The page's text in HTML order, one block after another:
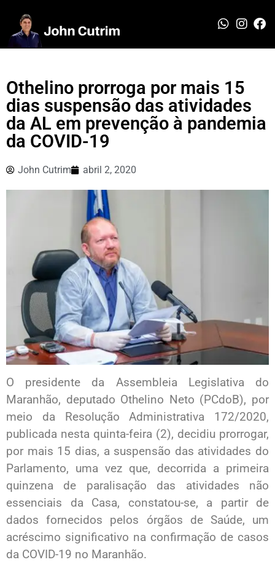
Othelino prorroga por mais 15
dias suspensão das atividades
da AL em prevenção à pandemia
da COVID-19
John Cutrim abril 2, 2020
O presidente da Assembleia Legislativa do
Maranhão, deputado Othelino Neto (PCdoB), por
meio da Resolução Administrativa 172/2020,
publicada nesta quinta-feira (2), decidiu prorrogar,
por mais 15 dias, a suspensão das atividades do
Parlamento, uma vez que, decorrida a primeira
quinzena de paralisação das atividades não
essenciais da Casa, constatou-se, a partir de
dados fornecidos pelos órgãos de Saúde, um
acréscimo significativo na confirmação de casos
da COVID-19 no Maranhão.